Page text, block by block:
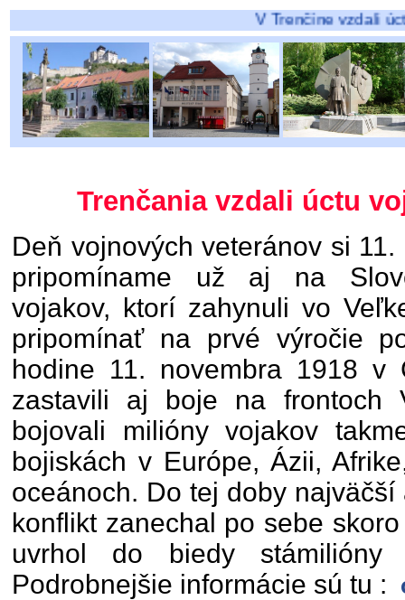
V Trenčíne vzdali úctu vojakom -
Trenčania vzdali úctu
Deň vojnových veteránov si
pripomíname už aj na
vojakov, ktorí zahynuli vo
pripomínať na prvé výročie
hodine 11. novembra 1918 v
zastavili aj boje na frontoch
bojovali milióny vojakov
bojiskách v Európe, Ázii,
oceánoch. Do tej doby
konflikt zanechal po sebe
uvrhol do biedy stámilióny
Podrobnejšie informácie sú tu :